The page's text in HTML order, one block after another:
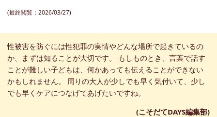
(最終閲覧：2026/03/27)
性被害を防ぐには性犯罪の実情やどんな場所で起きているの
か、まずは知ることが大切です。 もしものとき、言葉で話す
ことが難しい子どもは、何かあっても伝えることができない
かもしれません。 周りの大人が少しでも早く気付いて、少し
でも早くケアにつなげてあげたいですね。
(こそだてDAYS編集部)